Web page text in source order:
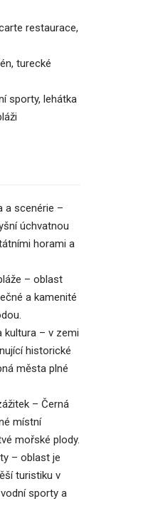
restaurace,
turecké
sporty, lehátka
a scenérie –
úchvatnou
horami a
– oblast
a kamenité
kultura – v zemi
historické
města plné
– Černá
místní
mořské plody.
– oblast je
turistiku v
sporty a